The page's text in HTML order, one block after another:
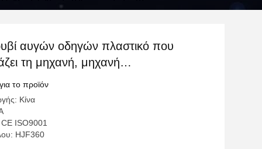
αυγών οδηγών πλαστικό που
τη μηχανή, μηχανή
εγχύσεων ABS
το προϊόν
Κίνα
ISO9001
HJF360